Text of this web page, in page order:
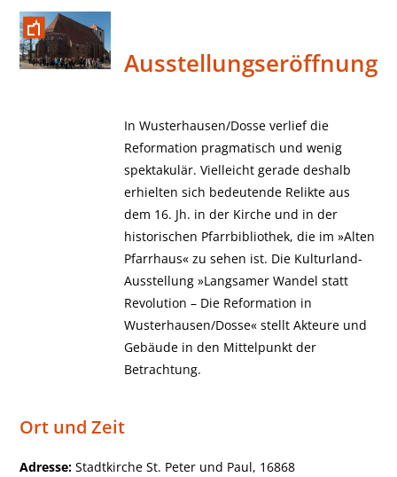
Ausstellungseröffnung
In Wusterhausen/Dosse verlief die
Reformation pragmatisch und wenig
spektakulär. Vielleicht gerade deshalb
erhielten sich bedeutende Relikte aus
dem 16. Jh. in der Kirche und in der
historischen Pfarrbibliothek, die im »Alten
Pfarrhaus« zu sehen ist. Die Kulturland-
Ausstellung »Langsamer Wandel statt
Revolution – Die Reformation in
Wusterhausen/Dosse« stellt Akteure und
Gebäude in den Mittelpunkt der
Betrachtung.
Ort und Zeit
Adresse: Stadtkirche St. Peter und Paul, 16868